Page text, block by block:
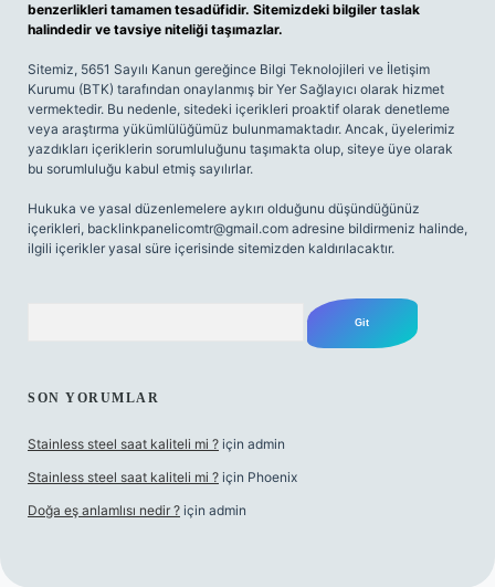
benzerlikleri tamamen tesadüfidir. Sitemizdeki bilgiler taslak
halindedir ve tavsiye niteliği taşımazlar.
Sitemiz, 5651 Sayılı Kanun gereğince Bilgi Teknolojileri ve İletişim
Kurumu (BTK) tarafından onaylanmış bir Yer Sağlayıcı olarak hizmet
vermektedir. Bu nedenle, sitedeki içerikleri proaktif olarak denetleme
veya araştırma yükümlülüğümüz bulunmamaktadır. Ancak, üyelerimiz
yazdıkları içeriklerin sorumluluğunu taşımakta olup, siteye üye olarak
bu sorumluluğu kabul etmiş sayılırlar.
Hukuka ve yasal düzenlemelere aykırı olduğunu düşündüğünüz
içerikleri, backlinkpanelicomtr@gmail.com adresine bildirmeniz halinde,
ilgili içerikler yasal süre içerisinde sitemizden kaldırılacaktır.
SON YORUMLAR
Stainless steel saat kaliteli mi ? için admin
Stainless steel saat kaliteli mi ? için Phoenix
Doğa eş anlamlısı nedir ? için admin